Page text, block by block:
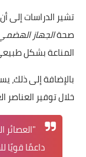
تشير الدراسات إلى
صحةالجهاز
المناعة بشكل
بالإضافة إلى
خلال توفير العناصر
"العصائر
داعمًا قويًا